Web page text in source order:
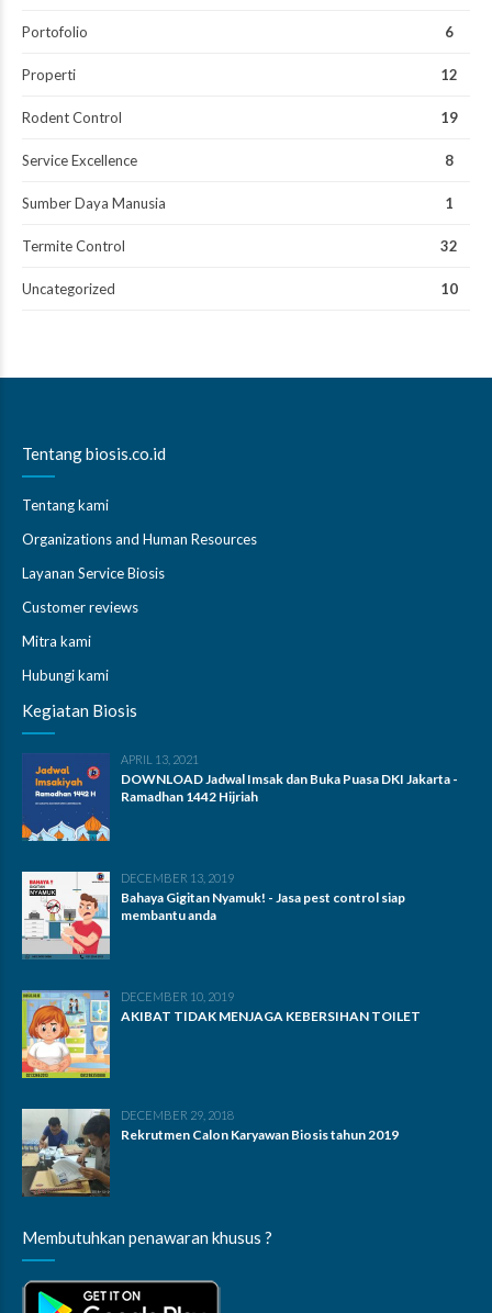
Portofolio 6
Properti 12
Rodent Control 19
Service Excellence 8
Sumber Daya Manusia 1
Termite Control 32
Uncategorized 10
Tentang biosis.co.id
Tentang kami
Organizations and Human Resources
Layanan Service Biosis
Customer reviews
Mitra kami
Hubungi kami
Kegiatan Biosis
APRIL 13, 2021
DOWNLOAD Jadwal Imsak dan Buka Puasa DKI Jakarta -
Ramadhan 1442 Hijriah
DECEMBER 13, 2019
Bahaya Gigitan Nyamuk! - Jasa pest control siap
membantu anda
DECEMBER 10, 2019
AKIBAT TIDAK MENJAGA KEBERSIHAN TOILET
DECEMBER 29, 2018
Rekrutmen Calon Karyawan Biosis tahun 2019
Membutuhkan penawaran khusus ?